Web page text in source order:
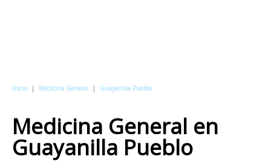
Inicio | Medicina General | Guayanilla Pueblo
Medicina General en
Guayanilla Pueblo